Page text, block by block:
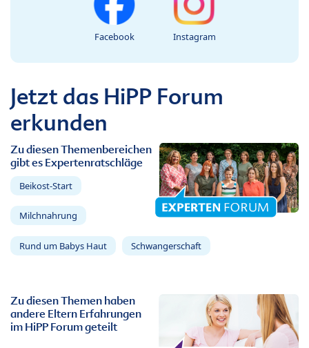
Facebook Instagram
Jetzt das HiPP Forum
erkunden
Zu diesen Themenbereichen
gibt es Expertenratschläge
Beikost-Start
Milchnahrung
Rund um Babys Haut Schwangerschaft
Zu diesen Themen haben
andere Eltern Erfahrungen
im HiPP Forum geteilt